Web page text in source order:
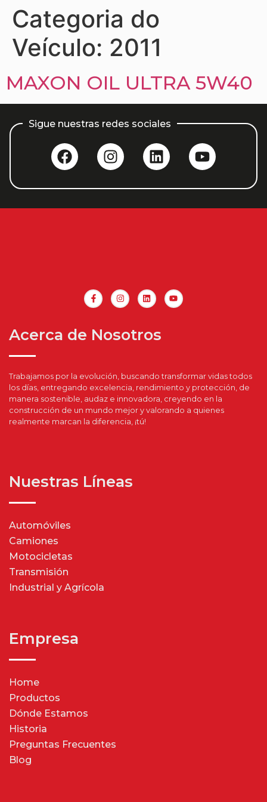
Categoria do
Veículo: 2011
MAXON OIL ULTRA 5W40
Sigue nuestras redes sociales
Acerca de Nosotros
Trabajamos por la evolución, buscando transformar vidas todos
los días, entregando excelencia, rendimiento y protección, de
manera sostenible, audaz e innovadora, creyendo en la
construcción de un mundo mejor y valorando a quienes
realmente marcan la diferencia, ¡tú!
Nuestras Líneas
Automóviles
Camiones
Motocicletas
Transmisión
Industrial y Agrícola
Empresa
Home
Productos
Dónde Estamos
Historia
Preguntas Frecuentes
Blog